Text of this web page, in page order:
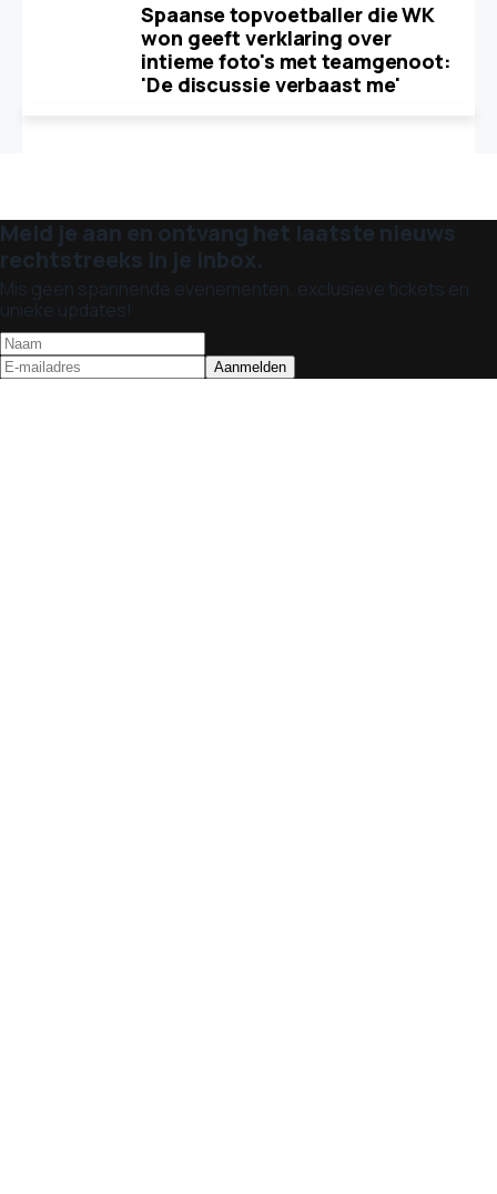
Spaanse topvoetballer die WK
won geeft verklaring over
intieme foto's met teamgenoot:
'De discussie verbaast me'
Meld je aan en ontvang het laatste nieuws
rechtstreeks in je inbox.
Mis geen spannende evenementen, exclusieve tickets en
unieke updates!